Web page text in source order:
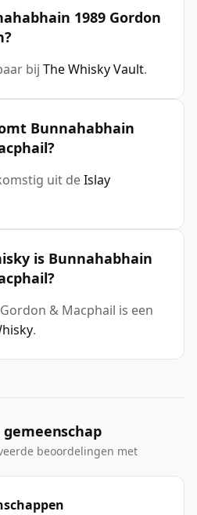
1989 Gordon
bij The Whisky Vault.
Bunnahabhain
uit deIslay
is Bunnahabhain
& Macphail is een
.
beoordelingen met